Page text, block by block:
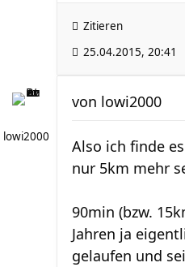
Zitieren
25.04.2015, 20:41
lowi2000
von lowi2000
Also ich finde
nur 5km mehr
90min (bzw.
Jahren ja
gelaufen und